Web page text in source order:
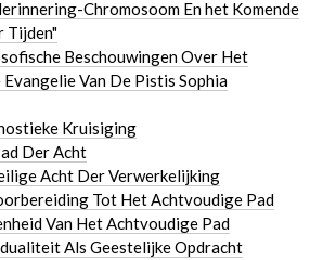
Chromosoom En het Komende
Tijden"
Beschouwingen Over Het
Van De Pistis Sophia
Kruisiging
Der Acht
Acht Der Verwerkelijking
Tot Het Achtvoudige Pad
Van Het Achtvoudige Pad
Als Geestelijke Opdracht